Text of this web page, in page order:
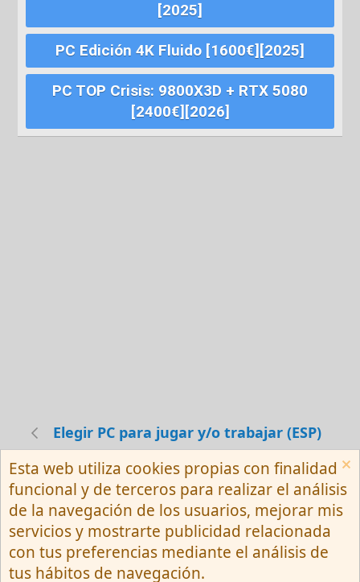
[2025]
PC Edición 4K Fluido [1600€][2025]
PC TOP Crisis: 9800X3D + RTX 5080
[2400€][2026]
Elegir PC para jugar y/o trabajar (ESP)
Español (Neutro) Tu
Contactarnos
Términos y reglas
Privacy policy
Ayuda
R
S
S
Community platform by XenForo ® © 2010-
2026 XenForo Ltd.
Esta web utiliza cookies propias con finalidad
funcional y de terceros para realizar el análisis
de la navegación de los usuarios, mejorar mis
servicios y mostrarte publicidad relacionada
con tus preferencias mediante el análisis de
tus hábitos de navegación.